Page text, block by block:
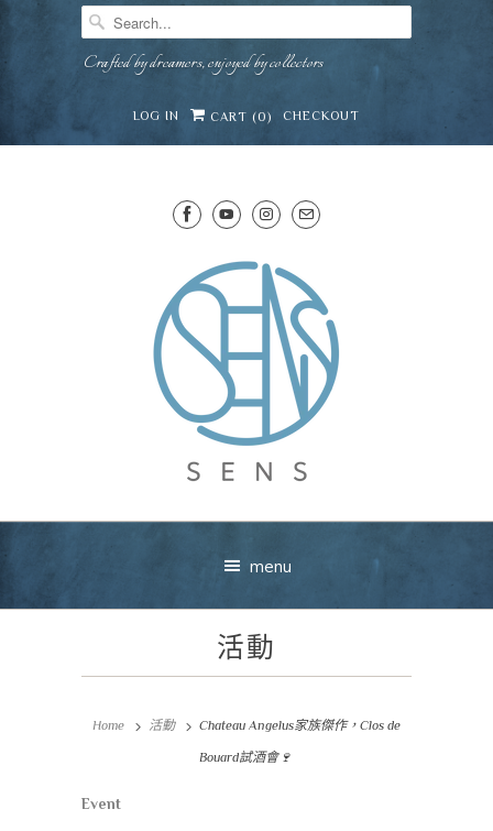
Crafted by dreamers, enjoyed by collectors
LOG IN CART (0) CHECKOUT
menu
活動
Home 活動 Chateau Angelus家族傑作，Clos de
Bouard試酒會🍷
Event
Mirai · Wine Advisor
Hi — I'm Mirai, your SENS wine advisor. Tell me
what you're eating, celebrating, or in the mood
for, and I'll help you find something lovely from
our cellar.